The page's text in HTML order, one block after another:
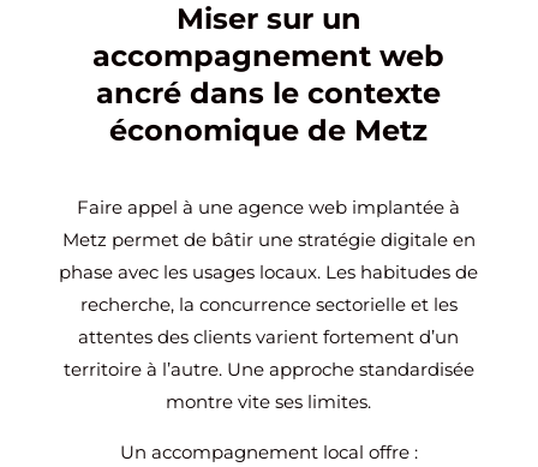
Miser sur un
accompagnement web
ancré dans le contexte
économique de Metz
Faire appel à une agence web implantée à
Metz permet de bâtir une stratégie digitale en
phase avec les usages locaux. Les habitudes de
recherche, la concurrence sectorielle et les
attentes des clients varient fortement d’un
territoire à l’autre. Une approche standardisée
montre vite ses limites.
Un accompagnement local offre :